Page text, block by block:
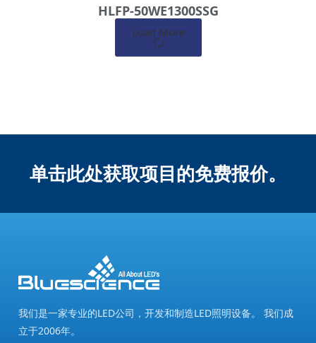
HLFP-50WE1300SSG
Load More
单击此处获取项目的免费报价。
我们是一家专业的LED公司，开发和制造LED照明设备。 我们成
立于2006年。